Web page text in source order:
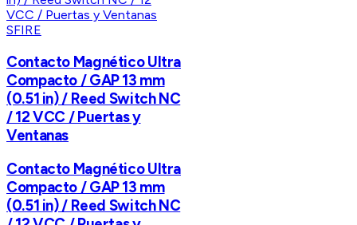
SFIRE
Contacto Magnético Ultra
Compacto / GAP 13 mm
(0.51 in) / Reed Switch NC
/ 12 VCC / Puertas y
Ventanas
Contacto Magnético Ultra
Compacto / GAP 13 mm
(0.51 in) / Reed Switch NC